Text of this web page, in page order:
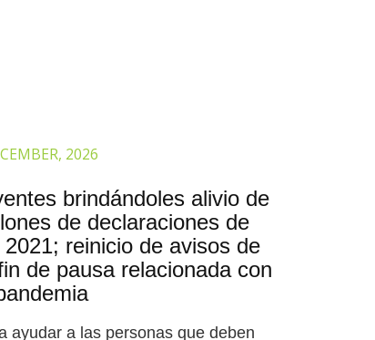
2026
brindándoles alivio de
de declaraciones de
reinicio de avisos de
de pausa relacionada con
ayudar a las personas que deben